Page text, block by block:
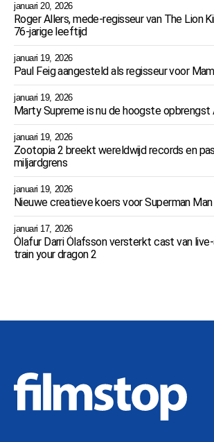
januari 20, 2026
Roger Allers, mede-regisseur van The Lion
76-jarige leeftijd
januari 19, 2026
Paul Feig aangesteld als regisseur voor
januari 19, 2026
Marty Supreme is nu de hoogste
januari 19, 2026
Zootopia 2 breekt wereldwijd records en
miljardgrens
januari 19, 2026
Nieuwe creatieve koers voor Superman
januari 17, 2026
Ólafur Darri Ólafsson versterkt cast van
train your dragon 2